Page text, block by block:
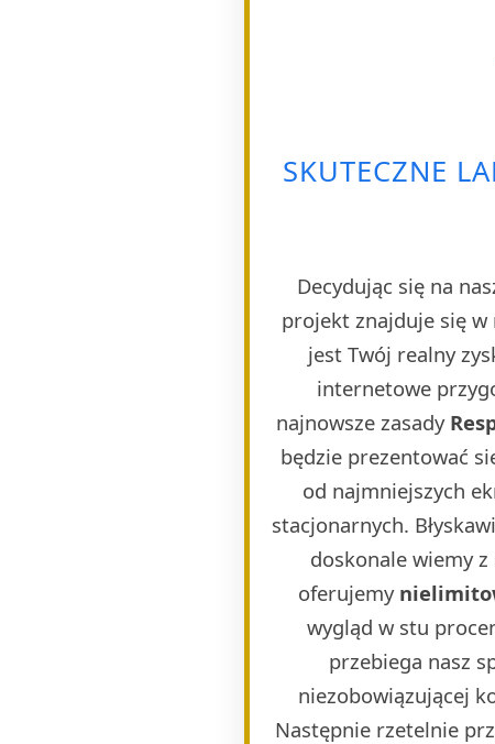
SKUTECZNE
Decydując się na
projekt znajduje się
jest Twój realny
internetowe
najnowsze zasady
będzie prezentować
od najmniejszych
stacjonarnych.
doskonale wiemy
oferujemy
wygląd w stu
przebiega nasz
niezobowiązującej
Następnie rzetelnie